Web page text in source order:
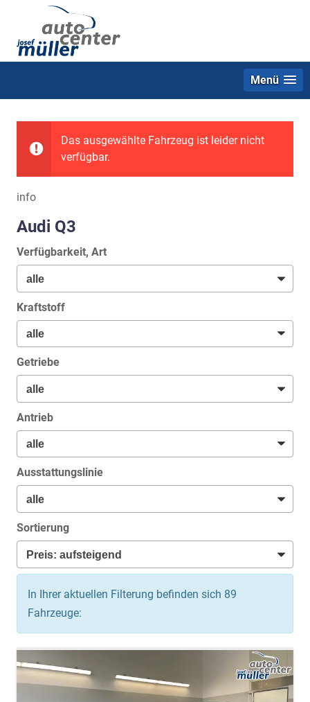
Menü
Das ausgewählte Fahrzeug ist leider nicht
verfügbar.
info
Audi Q3
Verfügbarkeit, Art
Kraftstoff
Getriebe
Antrieb
Ausstattungslinie
Sortierung
In Ihrer aktuellen Filterung befinden sich 89
Fahrzeuge: